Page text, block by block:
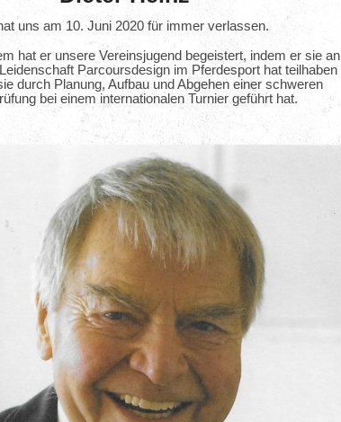
uns am 10. Juni 2020 für immer verlassen.
hat er unsere Vereinsjugend begeistert, indem er sie an
Parcoursdesign im Pferdesport hat teilhaben
durch Planung, Aufbau und Abgehen einer schweren
bei einem internationalen Turnier geführt hat.